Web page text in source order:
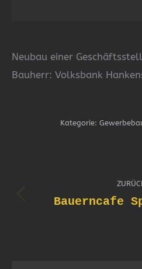
Neubau einer
Bauherr: Volksbank
Kategorie:
Bauerncafe